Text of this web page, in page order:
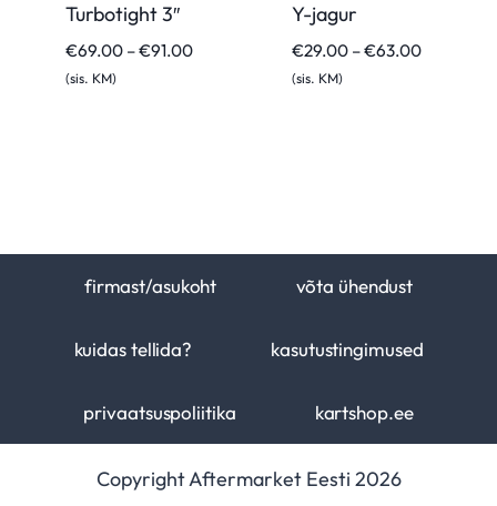
Turbotight 3″
€69.00 –€91.00Hinnavahemik:
(sis. KM)
Y-jagur
€29.00 –€63.00
(sis. KM)
firmast/asukoht võta ühendust
kuidas tellida? kasutustingimused
privaatsuspoliitika kartshop.ee
Copyright Aftermarket Eesti 2026